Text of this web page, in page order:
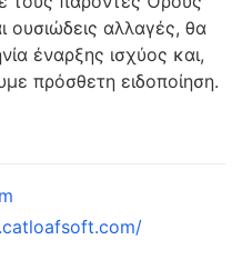
ουσιώδεις αλλαγές, θα
έναρξης ισχύος και,
πρόσθετη ειδοποίηση.